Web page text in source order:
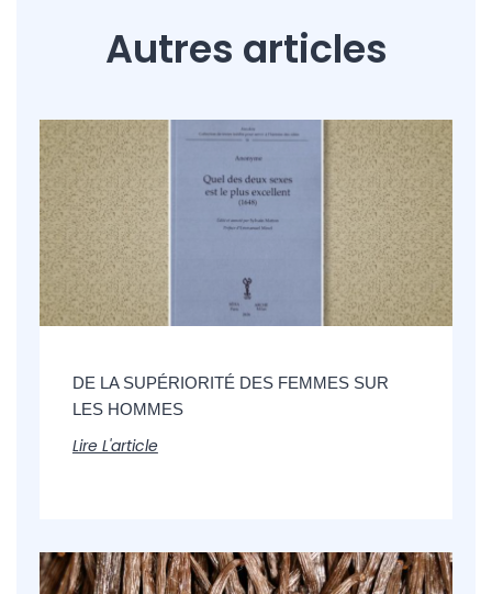
Autres articles
DE LA SUPÉRIORITÉ DES FEMMES SUR
LES HOMMES
Lire L'article